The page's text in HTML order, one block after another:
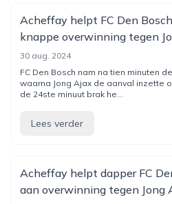
Acheffay helpt FC Den
knappe overwinning tegen
30 aug. 2024
FC Den Bosch nam na tien minuten
waarna Jong Ajax de aanval inzette
de 24ste minuut brak he...
Lees verder
Acheffay helpt dapper FC
aan overwinning tegen Jong